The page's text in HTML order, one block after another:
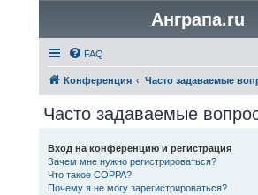
Анграпа.ru
FAQ
Конференция Часто задаваемые
Часто задаваемые
Вход на конференцию и регистрация
Зачем мне нужно регистрироваться?
Что такое COPPA?
Почему я не могу зарегистрироваться?